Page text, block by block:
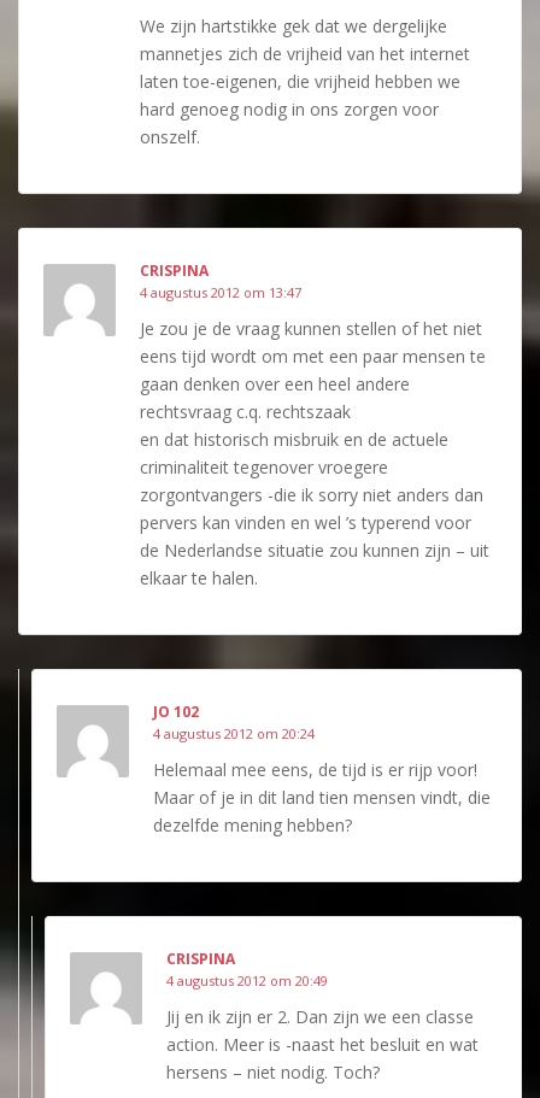
We zijn hartstikke gek dat we dergelijke
mannetjes zich de vrijheid van het internet
laten toe-eigenen, die vrijheid hebben we
hard genoeg nodig in ons zorgen voor
onszelf.
CRISPINA
4 augustus 2012 om 13:47
Je zou je de vraag kunnen stellen of het niet
eens tijd wordt om met een paar mensen te
gaan denken over een heel andere
rechtsvraag c.q. rechtszaak
en dat historisch misbruik en de actuele
criminaliteit tegenover vroegere
zorgontvangers -die ik sorry niet anders dan
pervers kan vinden en wel ’s typerend voor
de Nederlandse situatie zou kunnen zijn – uit
elkaar te halen.
JO 102
4 augustus 2012 om 20:24
Helemaal mee eens, de tijd is er rijp voor!
Maar of je in dit land tien mensen vindt, die
dezelfde mening hebben?
CRISPINA
4 augustus 2012 om 20:49
Jij en ik zijn er 2. Dan zijn we een classe
action. Meer is -naast het besluit en wat
hersens – niet nodig. Toch?